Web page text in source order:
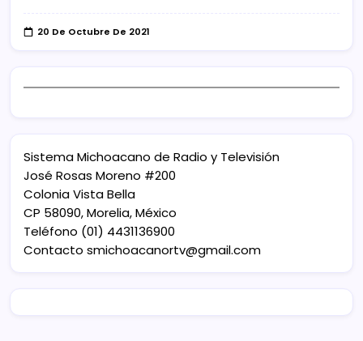
20 De Octubre De 2021
Sistema Michoacano de Radio y Televisión
José Rosas Moreno #200
Colonia Vista Bella
CP 58090, Morelia, México
Teléfono (01) 4431136900
Contacto smichoacanortv@gmail.com